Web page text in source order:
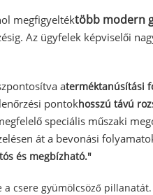
megfigyeltéktöbb modern
Az ügyfelek képviselői
aterméktanúsítási
pontokhosszú távú
speciális műszaki
át a bevonási
és megbízható."
csere gyümölcsöző